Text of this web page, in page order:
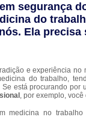
segurança
do
Ela precisa
e experiência no
do trabalho,
está procurando por
, por exemplo,
medicina no